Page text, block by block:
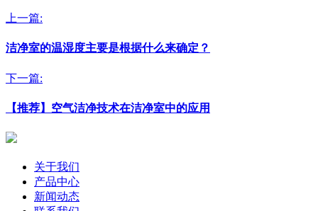
上一篇:
洁净室的温湿度主要是根据什么来确定？
下一篇:
【推荐】空气洁净技术在洁净室中的应用
关于我们
产品中心
新闻动态